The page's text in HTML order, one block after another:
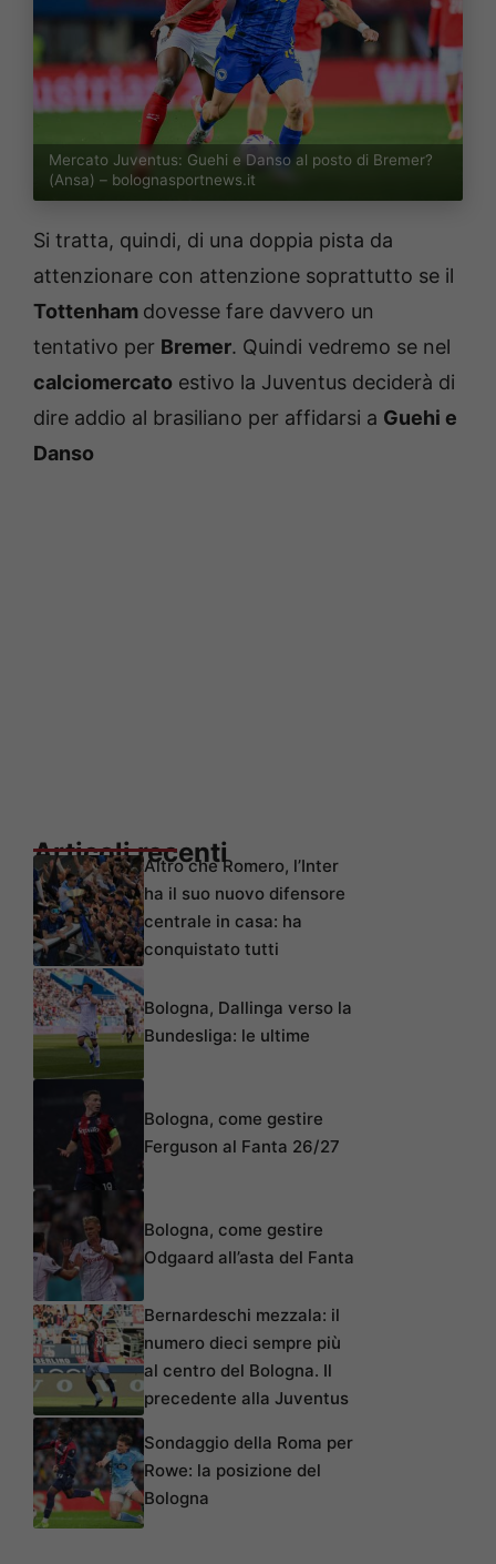
Mercato Juventus: Guehi e Danso al posto di Bremer?
(Ansa) – bolognasportnews.it
Si tratta, quindi, di una doppia pista da
attenzionare con attenzione soprattutto se il
Tottenham dovesse fare davvero un
tentativo per Bremer. Quindi vedremo se nel
calciomercato estivo la Juventus deciderà di
dire addio al brasiliano per affidarsi a Guehi e
Danso
Articoli recentiAltro che Romero, l’Inter
ha il suo nuovo difensore
centrale in casa: ha
conquistato tutti
Bologna, Dallinga verso la
Bundesliga: le ultime
Bologna, come gestire
Ferguson al Fanta 26/27
Bologna, come gestire
Odgaard all’asta del Fanta
Bernardeschi mezzala: il
numero dieci sempre più
al centro del Bologna. Il
precedente alla Juventus
Sondaggio della Roma per
Rowe: la posizione del
Bologna